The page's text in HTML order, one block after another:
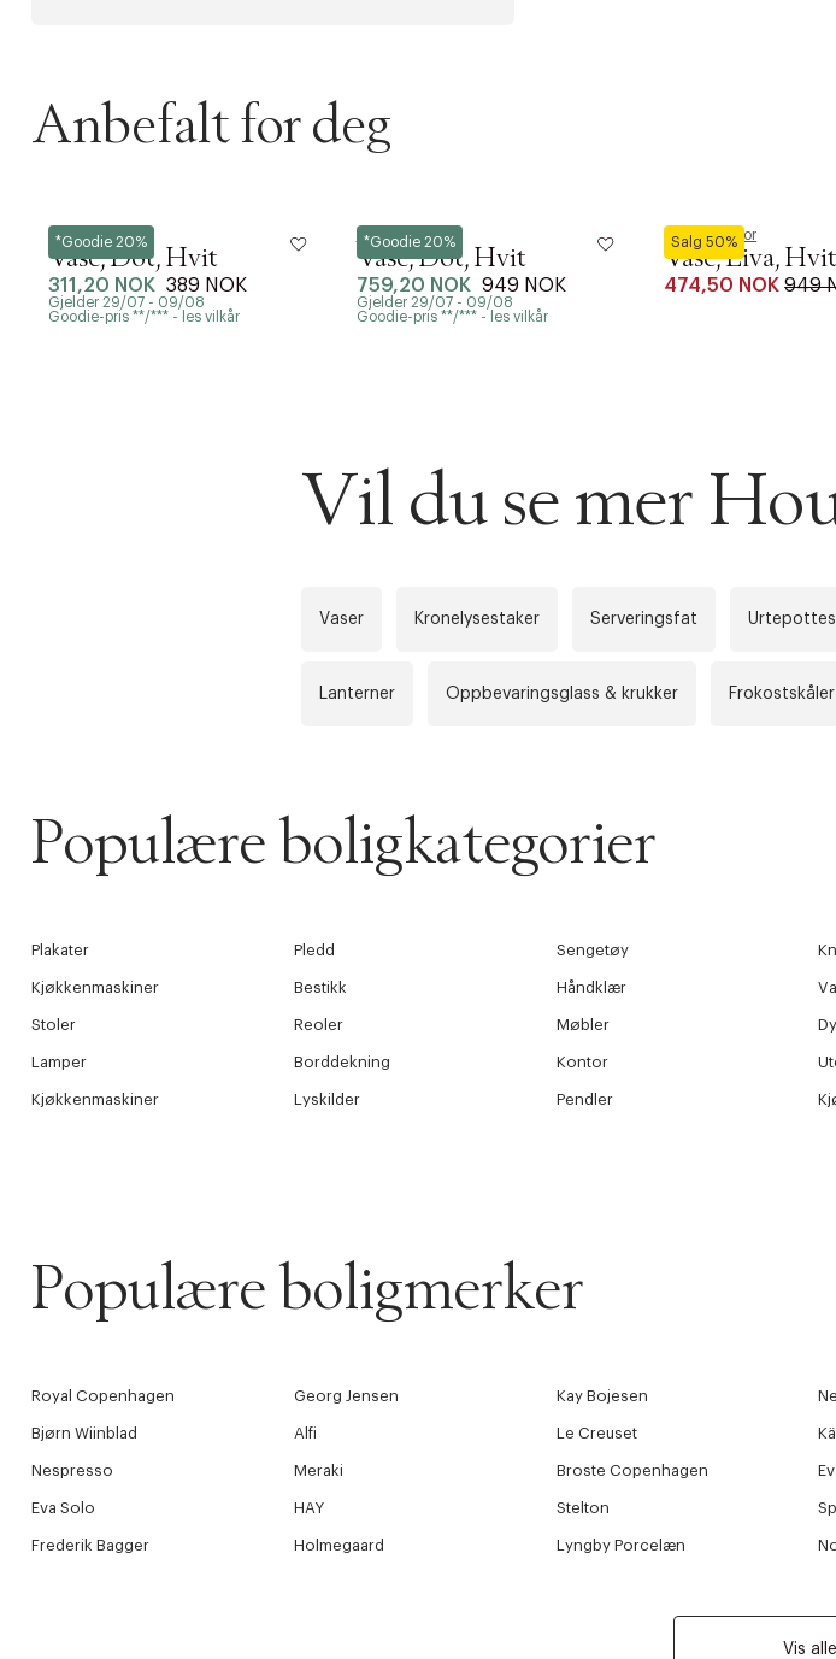
Anbefalt for deg
*Goodie 20%
House Doctor
Vase, Dot, Hvit
311,20 NOK 389 NOK
Gjelder 29/07 - 09/08
Goodie-pris **/*** - les vilkår
*Goodie 20%
House Doctor
Vase, Dot, Hvit
759,20 NOK 949 NOK
Gjelder 29/07 - 09/08
Goodie-pris **/*** - les vilkår
Salg 50%
House Doctor
Vase, Liva, Hvit
474,50 NOK 949
Vil du se mer
Vaser Kronelysestaker Serveringsfat
Lanterner Oppbevaringsglass & krukker Frokostskåler
Populære boligkategorier
Plakater Pledd Sengetøy
Kjøkkenmaskiner Bestikk Håndklær
Stoler Reoler Møbler
Lamper Borddekning Kontor
Kjøkkenmaskiner Lyskilder Pendler
Populære boligmerker
Royal Copenhagen Georg Jensen Kay Bojesen
Bjørn Wiinblad Alfi Le Creuset
Nespresso Meraki Broste Copenhagen
Eva Solo HAY Stelton
Frederik Bagger Holmegaard Lyngby Porcelæn
Vis alle
DESSVERRE KAN IKKE PRODUKTET BLI